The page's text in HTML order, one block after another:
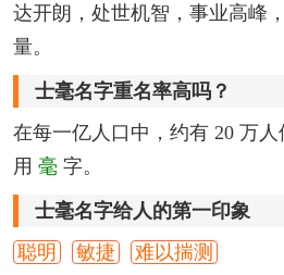
达开朗，处世机智，事业高峰
量。
士毫名字重名率高吗？
在每一亿人口中，约有 20 万人
用 毫 字。
士毫名字给人的第一印象
聪明
敏捷 难以揣测